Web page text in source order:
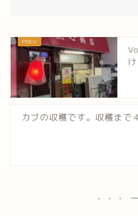
カブの収穫です。収穫まで